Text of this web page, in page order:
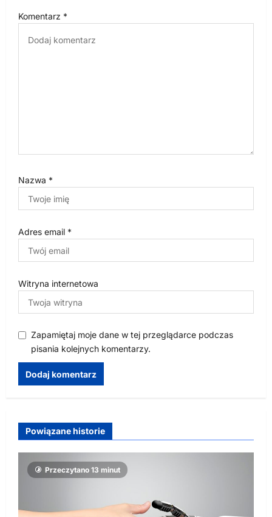
p
i
Komentarz *
Nazwa *
Adres email *
Witryna internetowa
Zapamiętaj moje dane w tej przeglądarce podczas
pisania kolejnych komentarzy.
Powiązane historie
Przeczytano 13 minut